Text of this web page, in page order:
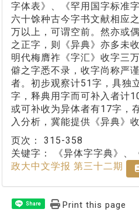
字体表》、《罕用国字标准
六十馀种古今字书文献相应
万以上，可谓空前。然亦或
之正字，则《异典》亦多未
明代梅膺祚《字汇》收字三
僻之字悉不录，收字尚称严
者。初步观察计51字，具独
字，释典用字而可补入者计
或可补收为异体者有17字，
入分析，冀能提供《异典》
页次： 315-358
关键字：
《异体字字典》
政大中文学报 第三十二期
Share Print this page